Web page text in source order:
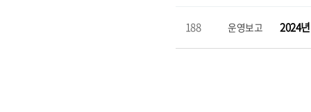
188 운영보고 2024